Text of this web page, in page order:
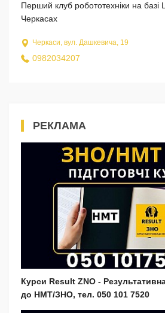
Перший клуб робототехніки на базі
Черкасах
Черкаси, вул. Дашкевича, 19
0982034207
РЕКЛАМА
Курси Result ZNO -
до НМТ/ЗНО, тел. 050 101 7520